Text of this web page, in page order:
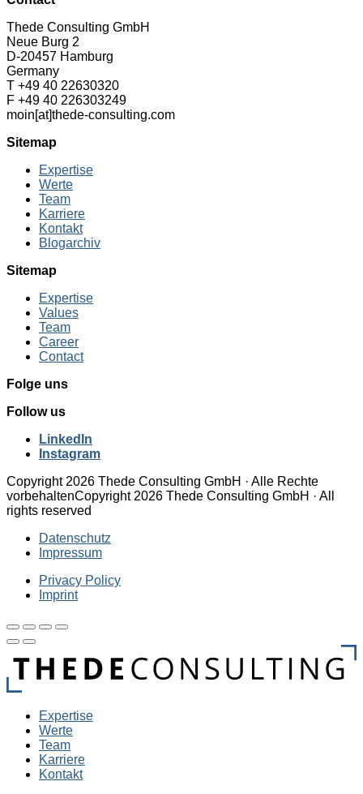
Thede Consulting GmbH
Neue Burg 2
D-20457 Hamburg
Germany
T +49 40 22630320
F +49 40 226303249
moin[at]thede-consulting.com
Sitemap
Expertise
Werte
Team
Karriere
Kontakt
Blogarchiv
Sitemap
Expertise
Values
Team
Career
Contact
Folge uns
Follow us
LinkedIn
Instagram
Copyright 2026 Thede Consulting GmbH · Alle Rechte
vorbehaltenCopyright 2026 Thede Consulting GmbH · All
rights reserved
Datenschutz
Impressum
Privacy Policy
Imprint
Expertise
Werte
Team
Karriere
Kontakt